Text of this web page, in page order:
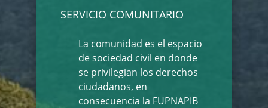
SERVICIO COMUNITARIO
La comunidad es el espacio
de sociedad civil en donde
se privilegian los derechos
ciudadanos, en
consecuencia la FUPNAPIB